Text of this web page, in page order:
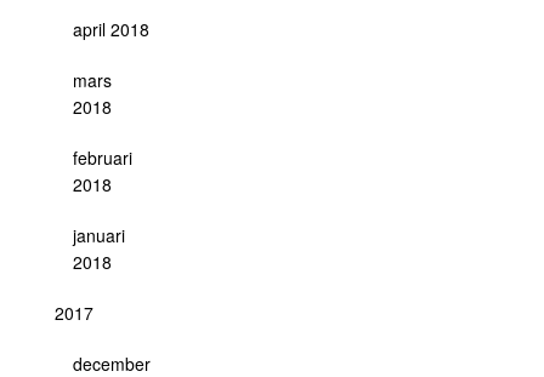
april 2018
mars
2018
februari
2018
januari
2018
2017
december